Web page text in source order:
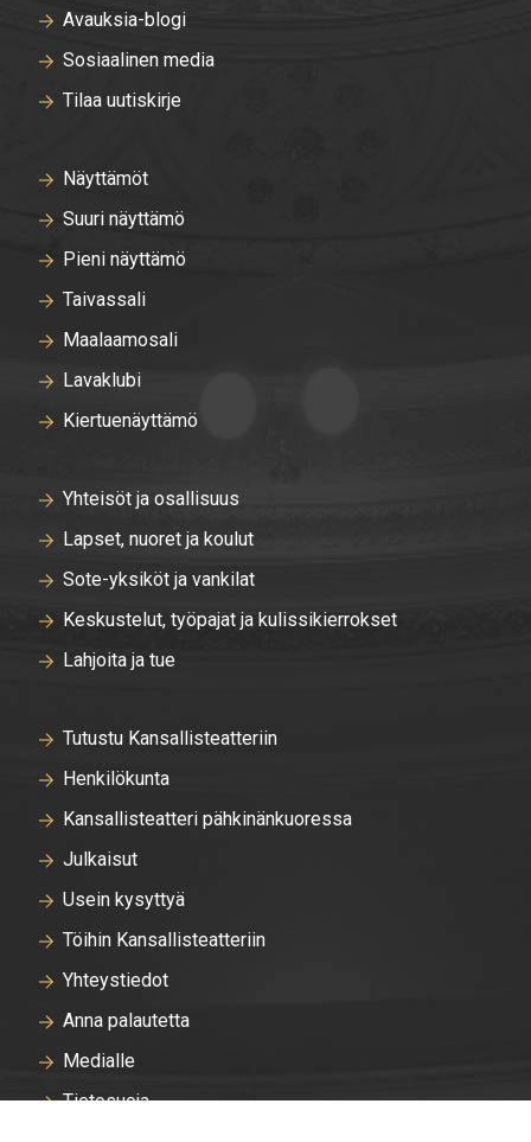
Avauksia-blogi
Sosiaalinen media
Tilaa uutiskirje
Näyttämöt
Suuri näyttämö
Pieni näyttämö
Taivassali
Maalaamosali
Lavaklubi
Kiertuenäyttämö
Yhteisöt ja osallisuus
Lapset, nuoret ja koulut
Sote-yksiköt ja vankilat
Keskustelut, työpajat ja kulissikierrokset
Lahjoita ja tue
Tutustu Kansallisteatteriin
Henkilökunta
Kansallisteatteri pähkinänkuoressa
Julkaisut
Usein kysyttyä
Töihin Kansallisteatteriin
Yhteystiedot
Anna palautetta
Medialle
Tietosuoja